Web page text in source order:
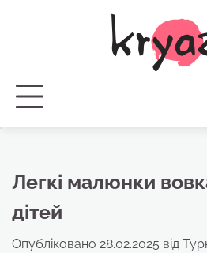
Легкі малюнки
дітей
Опубліковано 28.02.2025 від